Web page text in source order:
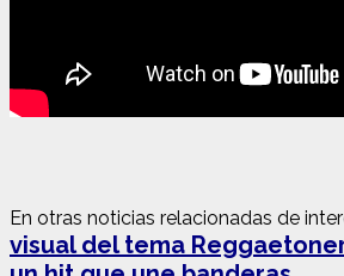
En otras noticias relacionadas de
visual del tema